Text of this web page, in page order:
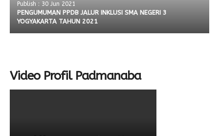
Publish : 30 Jun 2021
PENGUMUMAN PPDB JALUR INKLUSI SMA NEGERI 3
YOGYAKARTA TAHUN 2021
Video Profil Padmanaba